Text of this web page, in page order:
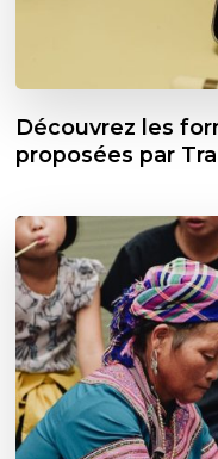
Découvrez les
proposées par